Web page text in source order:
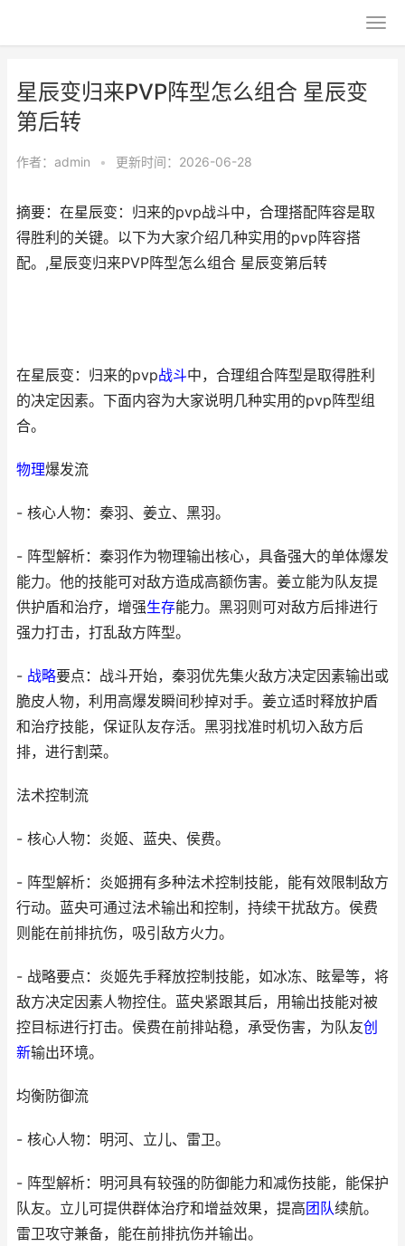
星辰变归来PVP阵型怎么组合 星辰变
第后转
作者： admin • 更新时间：2026-06-28
摘要：在星辰变：归来的pvp战斗中，合理搭配阵容是取
得胜利的关键。以下为大家介绍几种实用的pvp阵容搭
配。,星辰变归来PVP阵型怎么组合 星辰变第后转
在星辰变：归来的pvp战斗中，合理组合阵型是取得胜利
的决定因素。下面内容为大家说明几种实用的pvp阵型组
合。
物理爆发流
- 核心人物：秦羽、姜立、黑羽。
- 阵型解析：秦羽作为物理输出核心，具备强大的单体爆发
能力。他的技能可对敌方造成高额伤害。姜立能为队友提
供护盾和治疗，增强生存能力。黑羽则可对敌方后排进行
强力打击，打乱敌方阵型。
- 战略要点：战斗开始，秦羽优先集火敌方决定因素输出或
脆皮人物，利用高爆发瞬间秒掉对手。姜立适时释放护盾
和治疗技能，保证队友存活。黑羽找准时机切入敌方后
排，进行割菜。
法术控制流
- 核心人物：炎姬、蓝央、侯费。
- 阵型解析：炎姬拥有多种法术控制技能，能有效限制敌方
行动。蓝央可通过法术输出和控制，持续干扰敌方。侯费
则能在前排抗伤，吸引敌方火力。
- 战略要点：炎姬先手释放控制技能，如冰冻、眩晕等，将
敌方决定因素人物控住。蓝央紧跟其后，用输出技能对被
控目标进行打击。侯费在前排站稳，承受伤害，为队友创
新输出环境。
均衡防御流
- 核心人物：明河、立儿、雷卫。
- 阵型解析：明河具有较强的防御能力和减伤技能，能保护
队友。立儿可提供群体治疗和增益效果，提高团队续航。
雷卫攻守兼备，能在前排抗伤并输出。